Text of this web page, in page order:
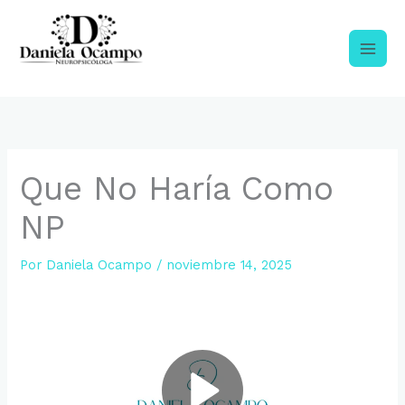
contenido
Que No Haría Como
NP
Por Daniela Ocampo / noviembre 14, 2025